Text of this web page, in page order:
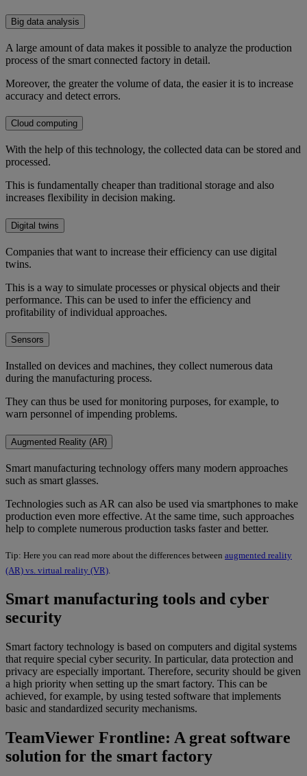
Big data analysis
A large amount of data makes it possible to analyze the production
process of the smart connected factory in detail.
Moreover, the greater the volume of data, the easier it is to increase
accuracy and detect errors.
Cloud computing
With the help of this technology, the collected data can be stored and
processed.
This is fundamentally cheaper than traditional storage and also
increases flexibility in decision making.
Digital twins
Companies that want to increase their efficiency can use digital
twins.
This is a way to simulate processes or physical objects and their
performance. This can be used to infer the efficiency and
profitability of individual approaches.
Sensors
Installed on devices and machines, they collect numerous data
during the manufacturing process.
They can thus be used for monitoring purposes, for example, to
warn personnel of impending problems.
Augmented Reality (AR)
Smart manufacturing technology offers many modern approaches
such as smart glasses.
Technologies such as AR can also be used via smartphones to make
production even more effective. At the same time, such approaches
help to complete numerous production tasks faster and better.
Tip: Here you can read more about the differences between augmented reality
(AR) vs. virtual reality (VR)
Smart manufacturing tools and cyber
security
Smart factory technology is based on computers and digital systems
that require special cyber security. In particular, data protection and
privacy are especially important. Therefore, security should be given
a high priority when setting up the smart factory. This can be
achieved, for example, by using tested software that implements
basic and standardized security mechanisms.
TeamViewer Frontline: A great software
solution for the smart factory